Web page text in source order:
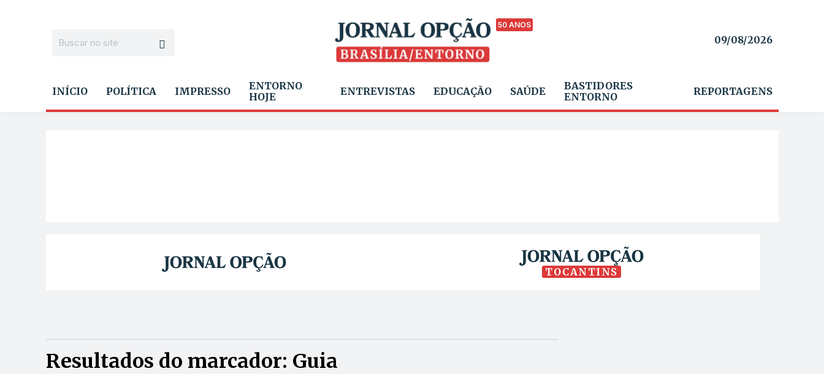
50 ANOS
09/08/2026
INÍCIO POLÍTICA IMPRESSO
ENTORNO
HOJE
ENTREVISTAS EDUCAÇÃO SAÚDE
BASTIDORES
ENTORNO
REPORTAGENS
TOCANTINS
Resultados do marcador: Guia